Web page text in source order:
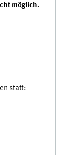
möglich.
statt: